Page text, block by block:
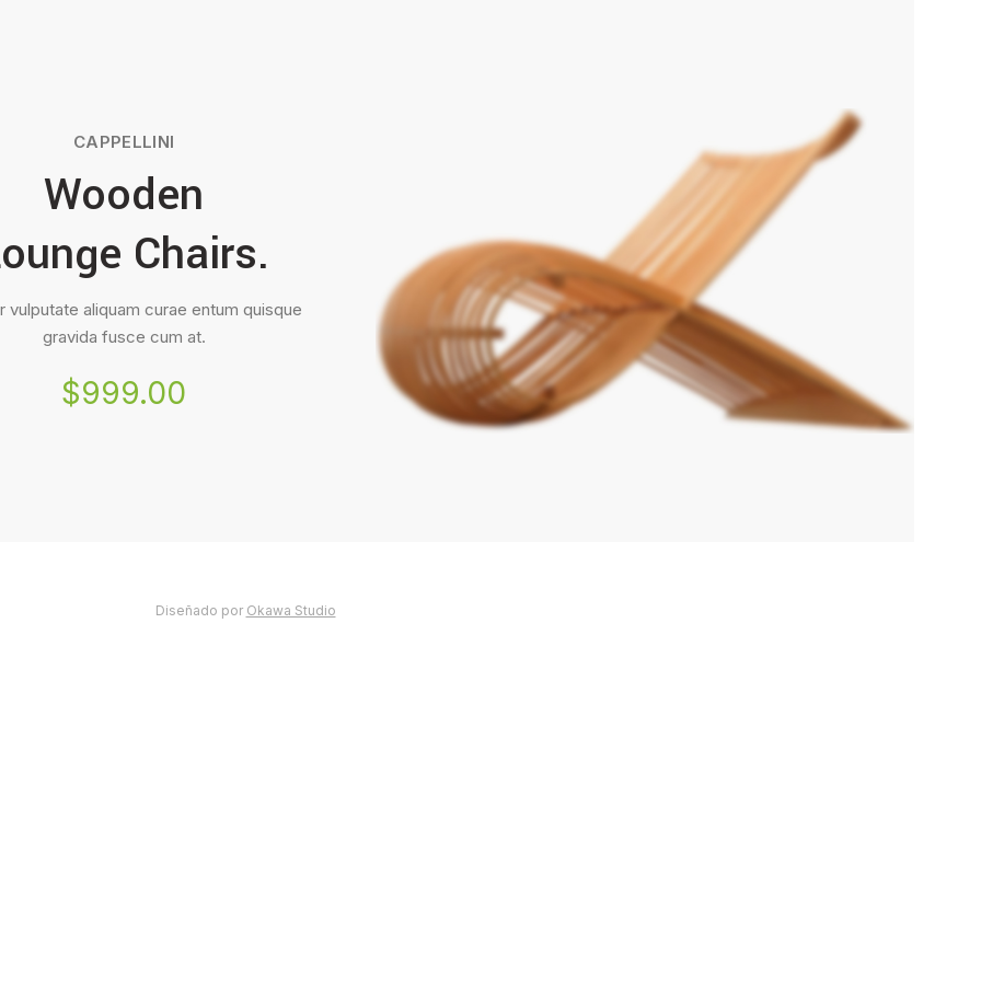
CAPPELLINI
Wooden
Chairs.
vulputate aliquam curae entum quisque
gravida fusce cum at.
$999.00
Diseñado por Okawa Studio